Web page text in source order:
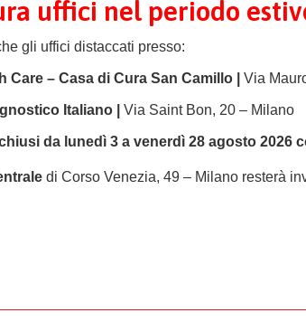
uffici nel periodo
gli uffici distaccati presso:
Care – Casa di Cura San Camillo | Via
Italiano | Via Saint Bon, 20 – Milano
da lunedì 3 a venerdì 28 agosto 2026
di Corso Venezia, 49 – Milano resterà